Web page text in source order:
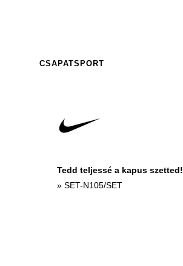
CSAPATSPORT
Tedd teljessé a kapus szetted!
» SET-N105/SET